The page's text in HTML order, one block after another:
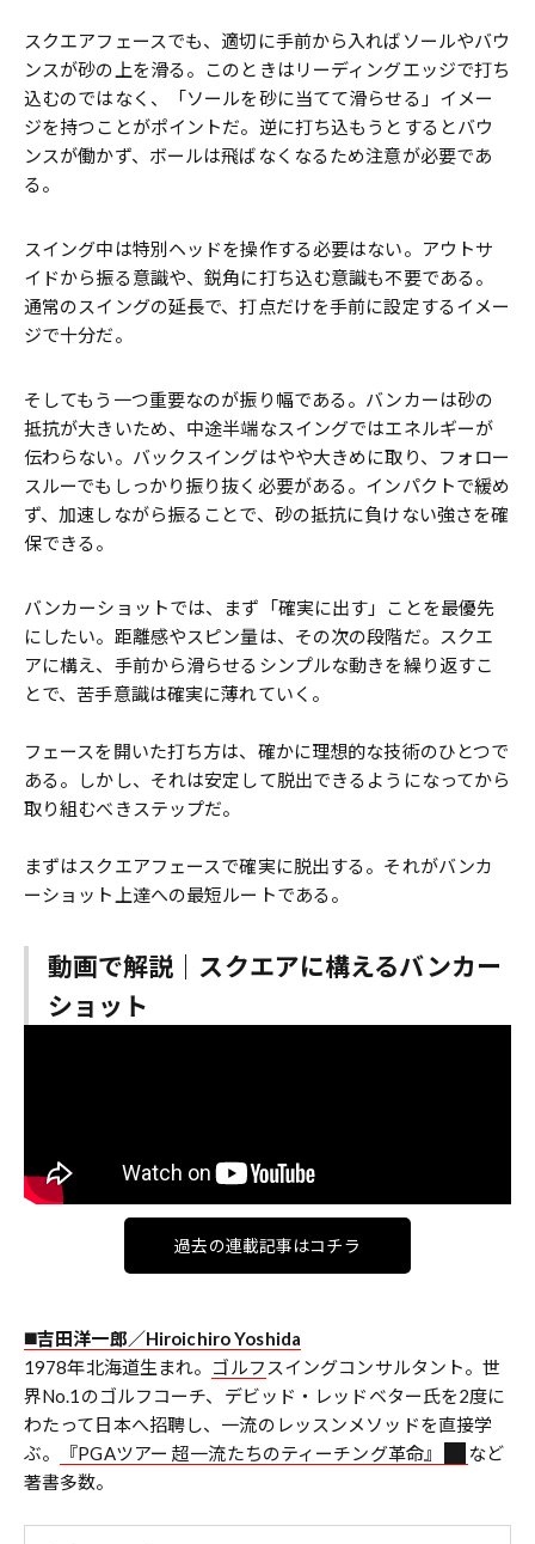
スクエアフェースでも、適切に手前から入ればソールやバウ
ンスが砂の上を滑る。このときはリーディングエッジで打ち
込むのではなく、「ソールを砂に当てて滑らせる」イメー
ジを持つことがポイントだ。逆に打ち込もうとするとバウ
ンスが働かず、ボールは飛ばなくなるため注意が必要であ
る。
スイング中は特別ヘッドを操作する必要はない。アウトサ
イドから振る意識や、鋭角に打ち込む意識も不要である。
通常のスイングの延長で、打点だけを手前に設定するイメー
ジで十分だ。
そしてもう一つ重要なのが振り幅である。バンカーは砂の
抵抗が大きいため、中途半端なスイングではエネルギーが
伝わらない。バックスイングはやや大きめに取り、フォロー
スルーでもしっかり振り抜く必要がある。インパクトで緩め
ず、加速しながら振ることで、砂の抵抗に負けない強さを確
保できる。
バンカーショットでは、まず「確実に出す」ことを最優先
にしたい。距離感やスピン量は、その次の段階だ。スクエ
アに構え、手前から滑らせるシンプルな動きを繰り返すこ
とで、苦手意識は確実に薄れていく。
フェースを開いた打ち方は、確かに理想的な技術のひとつで
ある。しかし、それは安定して脱出できるようになってから
取り組むべきステップだ。
まずはスクエアフェースで確実に脱出する。それがバンカ
ーショット上達への最短ルートである。
動画で解説｜スクエアに構えるバンカー
ショット
過去の連載記事はコチラ
◼️吉田洋一郎／Hiroichiro Yoshida
1978年北海道生まれ。 ゴルフ スイングコンサルタント。世
界No.1のゴルフコーチ、デビッド・レッドベター氏を2度に
わたって日本へ招聘し、一流のレッスンメソッドを直接学
ぶ。
『PGAツアー 超一流たちのティーチング革命』
など
著書多数。